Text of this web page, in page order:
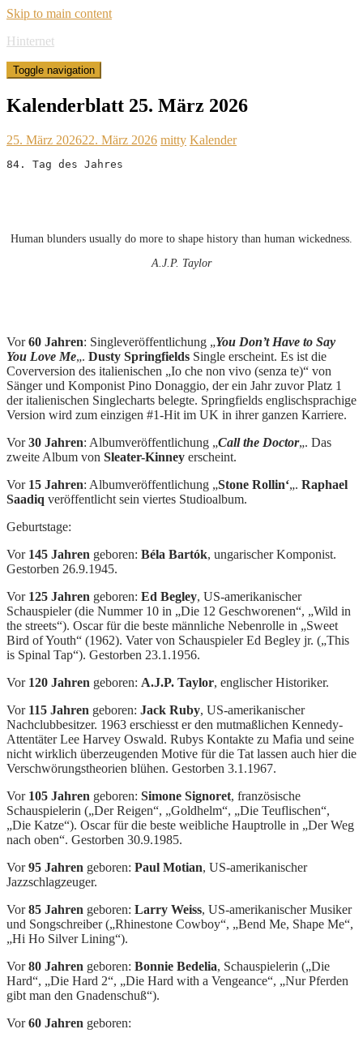
Skip to main content
Hinternet
Toggle navigation
Kalenderblatt 25. März 2026
25. März 202622. März 2026 mitty Kalender
84. Tag des Jahres
Human blunders usually do more to shape history than human wickedness.
A.J.P. Taylor
Vor60 Jahren: Singleveröffentlichung „You Don’t Have to Say
You Love Me„. Dusty Springfields Single erscheint. Es ist die
Coverversion des italienischen „Io che non vivo (senza te)“ von
Sänger und Komponist Pino Donaggio, der ein Jahr zuvor Platz 1
der italienischen Singlecharts belegte. Springfields englischsprachige
Version wird zum einzigen #1-Hit im UK in ihrer ganzen Karriere.
Vor30 Jahren: Albumveröffentlichung „Call the Doctor„. Das
zweite Album von Sleater-Kinney erscheint.
Vor 15 Jahren: Albumveröffentlichung „Stone Rollin‘„. Raphael
Saadiq veröffentlicht sein viertes Studioalbum.
Geburtstage:
Vor 145 Jahren geboren: Béla Bartók, ungarischer Komponist.
Gestorben 26.9.1945.
Vor 125 Jahren geboren: Ed Begley, US-amerikanischer
Schauspieler (die Nummer 10 in „Die 12 Geschworenen“, „Wild in
the streets“). Oscar für die beste männliche Nebenrolle in „Sweet
Bird of Youth“ (1962). Vater von Schauspieler Ed Begley jr. („This
is Spinal Tap“). Gestorben 23.1.1956.
Vor 120 Jahren geboren: A.J.P. Taylor, englischer Historiker.
Vor 115 Jahren geboren: Jack Ruby, US-amerikanischer
Nachclubbesitzer. 1963 erschiesst er den mutmaßlichen Kennedy-
Attentäter Lee Harvey Oswald. Rubys Kontakte zu Mafia und seine
nicht wirklich überzeugenden Motive für die Tat lassen auch hier die
Verschwörungstheorien blühen. Gestorben 3.1.1967.
Vor 105 Jahren geboren: Simone Signoret, französische
Schauspielerin („Der Reigen“, „Goldhelm“, „Die Teuflischen“,
„Die Katze“). Oscar für die beste weibliche Hauptrolle in „Der Weg
nach oben“. Gestorben 30.9.1985.
Vor95 Jahren geboren: Paul Motian, US-amerikanischer
Jazzschlagzeuger.
Vor85 Jahren geboren: Larry Weiss, US-amerikanischer Musiker
und Songschreiber („Rhinestone Cowboy“, „Bend Me, Shape Me“,
„Hi Ho Silver Lining“).
Vor80 Jahren geboren: Bonnie Bedelia, Schauspielerin („Die
Hard“, „Die Hard 2“, „Die Hard with a Vengeance“, „Nur Pferden
gibt man den Gnadenschuß“).
Vor60 Jahren geboren: